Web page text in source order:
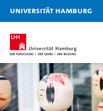
Universität Hamburg